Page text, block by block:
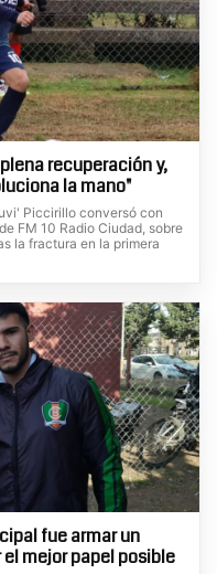
recuperación y,
la mano"
Piccirillo conversó con
FM 10 Radio Ciudad, sobre
la fractura en la primera
fue armar un
mejor papel posible